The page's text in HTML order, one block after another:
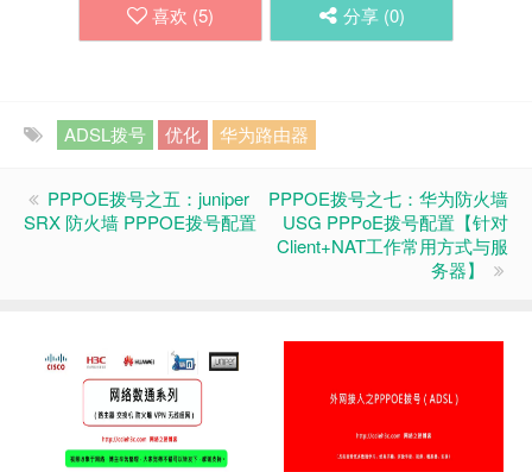
喜欢 (5) 分享 (0)
ADSL拨号 优化 华为路由器
PPPOE拨号之五：juniper
SRX 防火墙 PPPOE拨号配置
PPPOE拨号之七：华为防火墙
USG PPPoE拨号配置【针对
Client+NAT工作常用方式与服
务器】